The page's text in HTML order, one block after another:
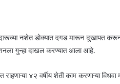
दारूच्या नशेत डोक्यात दगड मारून दुखापत
गुन्हा दाखल करण्यात आला आहे.
४२ वर्षीय शेती काम करणाऱ्या